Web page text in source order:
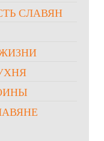
СЛАВЯН